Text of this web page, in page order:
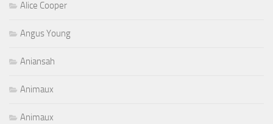
Alice Cooper
Angus Young
Aniansah
Animaux
Animaux